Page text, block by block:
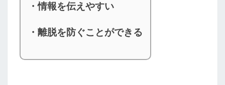
・情報を伝えやすい
・離脱を防ぐことができる